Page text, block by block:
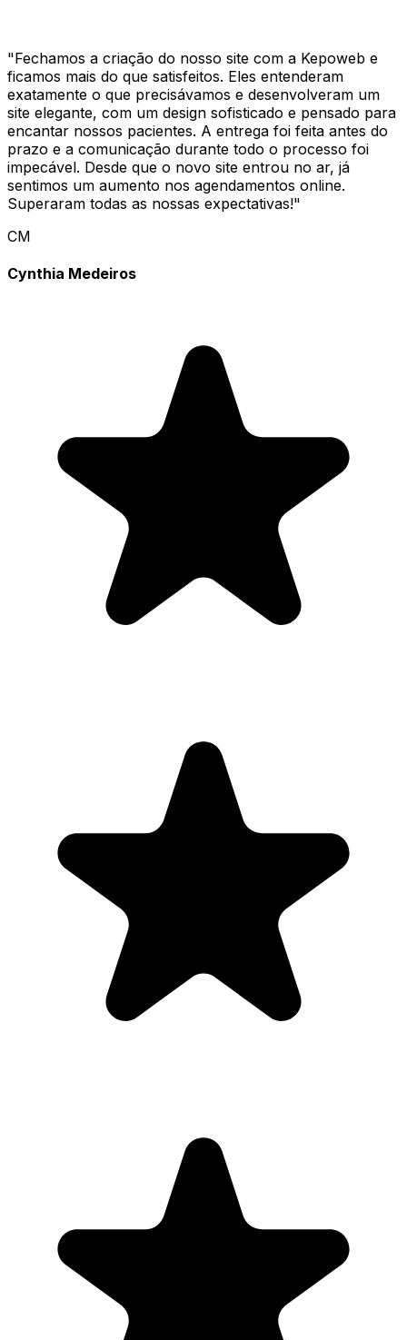
"Fechamos a criação do nosso site com a Kepoweb e
ficamos mais do que satisfeitos. Eles entenderam
exatamente o que precisávamos e desenvolveram um
site elegante, com um design sofisticado e pensado para
encantar nossos pacientes. A entrega foi feita antes do
prazo e a comunicação durante todo o processo foi
impecável. Desde que o novo site entrou no ar, já
sentimos um aumento nos agendamentos online.
Superaram todas as nossas expectativas!"
CM
Cynthia Medeiros